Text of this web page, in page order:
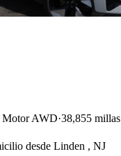
Motor AWD 38,855 millas
desde Linden , NJ